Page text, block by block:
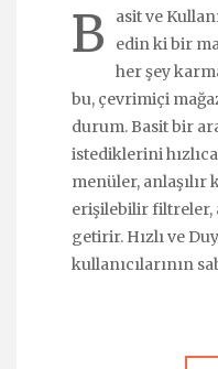
B
asit ve
edin ki bir
her şey
bu, çevrimiçi
durum. Basit bir
istediklerini
menüler,
erişilebilir filtreler,
getirir. Hızlı ve
kullanıcılarının